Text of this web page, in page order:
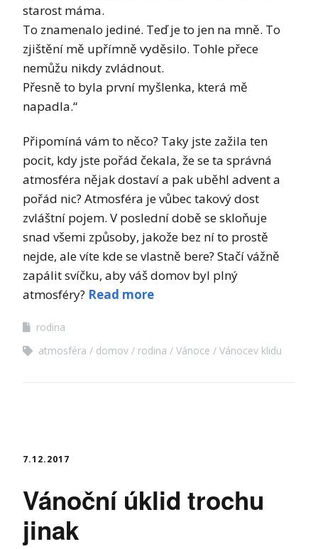
starost máma.
To znamenalo jediné. Teď je to jen na mně. To
zjištění mě upřímně vyděsilo. Tohle přece
nemůžu nikdy zvládnout.
Přesně to byla první myšlenka, která mě
napadla.“
Připomíná vám to něco? Taky jste zažila ten
pocit, kdy jste pořád čekala, že se ta správná
atmosféra nějak dostaví a pak uběhl advent a
pořád nic? Atmosféra je vůbec takový dost
zvláštní pojem. V poslední době se skloňuje
snad všemi způsoby, jakože bez ní to prostě
nejde, ale víte kde se vlastně bere? Stačí vážně
zapálit svíčku, aby váš domov byl plný
atmosféry? Read more
rodina
atmosféra
domov rodina Vánoce Vánocev klidu
7.12.2017
Vánoční úklid trochu
jinak